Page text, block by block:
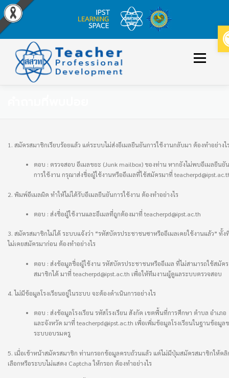
content
Menu
วิธีใช้งาน เข้าสู่ระบบ/สมัครสมาชิก
1. สมัครสมาชิกเรียบร้อยแล้ว แต่ระบบไม่ส่งอีเมลยืนยันการใช้งานกลับมา ต้องทำอย่างไ
ตอบ : ตรวจสอบ อีเมลขยะ (Junk mailbox) ของท่าน หากยังไม่พบอีเมลยืนยัน
การใช้งาน กรุณาส่งชื่อผู้ใช้งานหรืออีเมลที่ใช้สมัครมาที่
2. พิมพ์อีเมลผิด ทำให้ไม่ได้รับอีเมลยืนยันการใช้งาน ต้องทำอย่างไร
ตอบ : ส่งชื่อผู้ใช้งานและอีเมลที่ถูกต้องมาที่ teacherpd@ipst.ac.th
3. สมัครสมาชิกไม่ได้ ระบบแจ้งว่า “รหัสบัตรประชาชนซาหรืออีเมลเคยใช้งานแล้ว” ทั้ง
ไม่เคยสมัครมาก่อน ต้องทำอย่างไร
ตอบ : ส่งข้อมูลชื่อผู้ใช้งาน รหัสบัตรประชาชนหรืออีเมล ที่ไม่สามารถใช้สมัคร
สมาชิกได้ มาที่ teacherpd@ipst.ac.th เพื่อให้ทีมงานผู้ดูแลระบบตรวจสอบ
4. ไม่มีข้อมูลโรงเรียนอยู่ในระบบ จะต้องดำเนินการอย่างไร
ตอบ : ส่งข้อมูลโรงเรียน รหัสโรงเรียน สังกัด เขตพื้นที่การศึกษา ตำบล อำเภอ
และจังหวัด มาที่ teacherpd@ipst.ac.th เพื่อเพิ่มข้อมูลโรงเรียนในฐานข้อมูล
ระบบอบรมครู
5. เมื่อเข้าหน้าสมัครสมาชิก ท่านกรอกข้อมูลครบถ้วนแล้ว แต่ไม่มีปุ่มสมัครสมาชิกให้คลิ
เลือกหรือระบบไม่แสดง Captcha ให้กรอก ต้องทำอย่างไร